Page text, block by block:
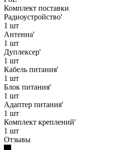
Комплект поставки
Радиоустройство'
1 шт
Антенна'
1 шт
Дуплексер'
1 шт
Кабель питания'
1 шт
Блок питания'
1 шт
Адаптер питания'
1 шт
Комплект креплений'
1 шт
Отзывы